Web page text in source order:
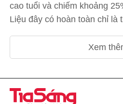
cao tuổi và chiếm khoảng
Liệu đây có hoàn toàn chỉ là
Xem